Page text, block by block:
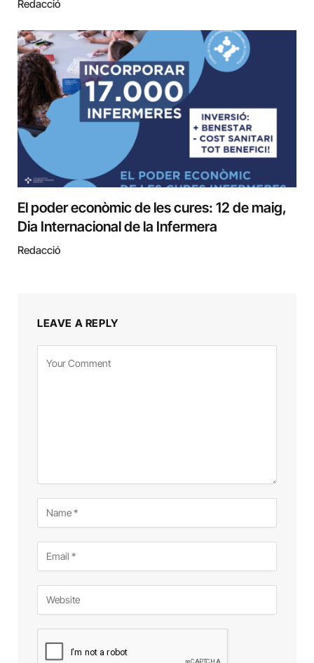
Redacció
El poder econòmic de les cures: 12 de maig,
Dia Internacional de la Infermera
Redacció
LEAVE A REPLY